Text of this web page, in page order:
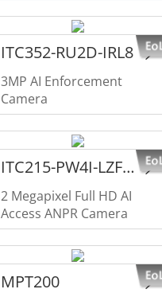
ITC352-RU2D-IRL8
3MP AI Enforcement
Camera
ITC215-PW4I-LZF27135
2 Megapixel Full HD AI
Access ANPR Camera
MPT200